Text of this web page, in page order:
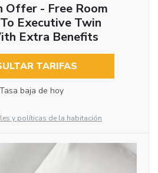
Offer - Free Room
Executive Twin
Extra Benefits
TARIFAS
Tasa baja de hoy
y políticas de la habitación